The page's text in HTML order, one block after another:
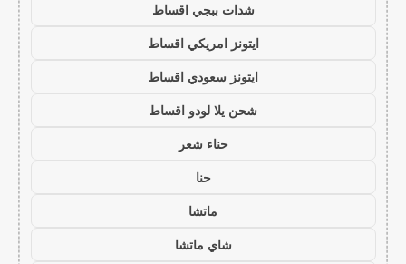
شدات ببجي اقساط
ايتونز امريكي اقساط
ايتونز سعودي اقساط
شحن يلا لودو اقساط
حناء شعر
حنا
ماتشا
شاي ماتشا